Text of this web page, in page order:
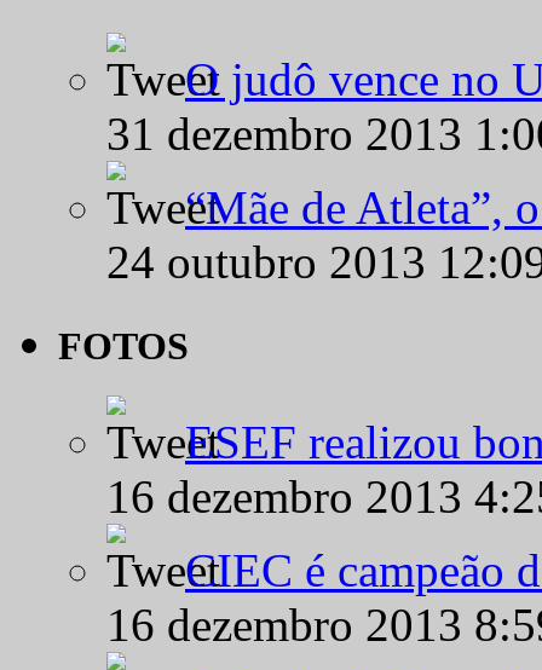
O judô vence no
31 dezembro 2013
“Mãe de Atleta”,
24 outubro 2013
FOTOS
ESEF realizou
16 dezembro 2013
CIEC é campeão
16 dezembro 2013